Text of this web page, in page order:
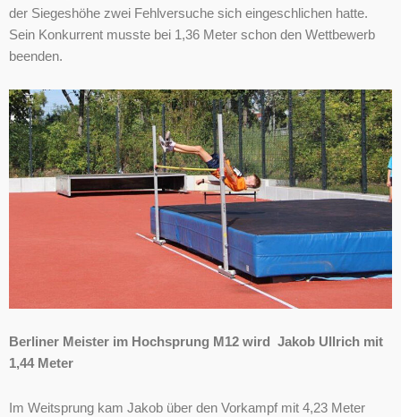
der Siegeshöhe zwei Fehlversuche sich eingeschlichen hatte.
Sein Konkurrent musste bei 1,36 Meter schon den Wettbewerb
beenden.
Berliner Meister im Hochsprung M12 wird Jakob Ullrich mit
1,44 Meter
Im Weitsprung kam Jakob über den Vorkampf mit 4,23 Meter